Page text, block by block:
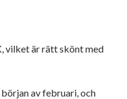
vilket är rätt skönt med
av februari, och